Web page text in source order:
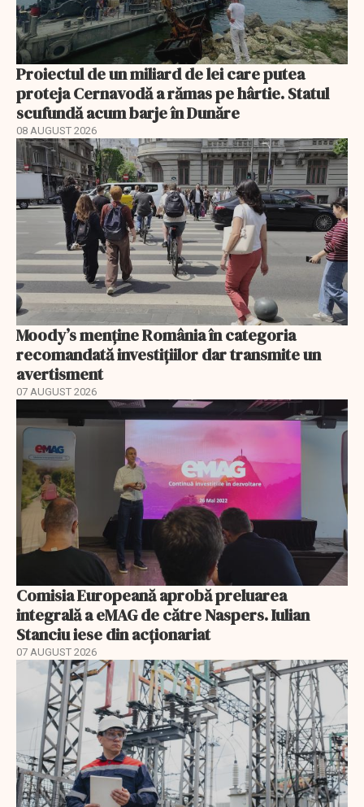
Proiectul de un miliard de lei care putea
proteja Cernavodă a rămas pe hârtie. Statul
scufundă acum barje în Dunăre
08 AUGUST 2026
Moody’s menține România în categoria
recomandată investițiilor dar transmite un
avertisment
07 AUGUST 2026
Comisia Europeană aprobă preluarea
integrală a eMAG de către Naspers. Iulian
Stanciu iese din acționariat
07 AUGUST 2026